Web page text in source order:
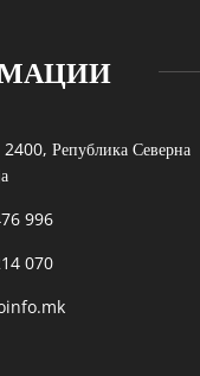
Република Северна
996
070